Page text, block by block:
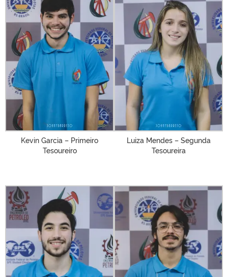
Kevin Garcia – Primeiro
Tesoureiro
Luiza Mendes – Segunda
Tesoureira